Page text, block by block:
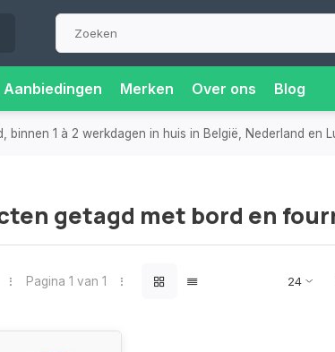
Aanbiedingen Merken Over ons Blog
binnen 1 à 2 werkdagen in huis in België, Nederland en
getagd met bord en
Pagina 1 van 1